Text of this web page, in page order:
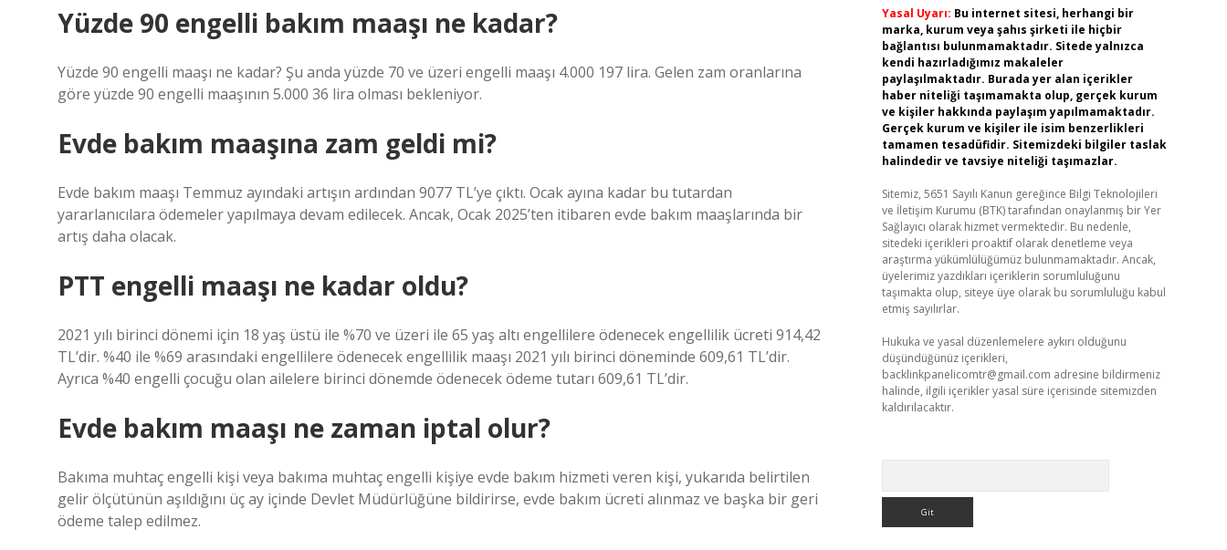
Yüzde 90 engelli bakım maaşı ne kadar?
Yüzde 90 engelli maaşı ne kadar? Şu anda yüzde 70 ve üzeri engelli maaşı 4.000 197 lira. Gelen zam oranlarına
göre yüzde 90 engelli maaşının 5.000 36 lira olması bekleniyor.
Evde bakım maaşına zam geldi mi?
Evde bakım maaşı Temmuz ayındaki artışın ardından 9077 TL’ye çıktı. Ocak ayına kadar bu tutardan
yararlanıcılara ödemeler yapılmaya devam edilecek. Ancak, Ocak 2025’ten itibaren evde bakım maaşlarında bir
artış daha olacak.
PTT engelli maaşı ne kadar oldu?
2021 yılı birinci dönemi için 18 yaş üstü ile %70 ve üzeri ile 65 yaş altı engellilere ödenecek engellilik ücreti 914,42
TL’dir. %40 ile %69 arasındaki engellilere ödenecek engellilik maaşı 2021 yılı birinci döneminde 609,61 TL’dir.
Ayrıca %40 engelli çocuğu olan ailelere birinci dönemde ödenecek ödeme tutarı 609,61 TL’dir.
Evde bakım maaşı ne zaman iptal olur?
Bakıma muhtaç engelli kişi veya bakıma muhtaç engelli kişiye evde bakım hizmeti veren kişi, yukarıda belirtilen
gelir ölçütünün aşıldığını üç ay içinde Devlet Müdürlüğüne bildirirse, evde bakım ücreti alınmaz ve başka bir geri
ödeme talep edilmez.
Yasal Uyarı: Bu internet sitesi, herhangi bir
marka, kurum veya şahıs şirketi ile hiçbir
bağlantısı bulunmamaktadır. Sitede yalnızca
kendi hazırladığımız makaleler
paylaşılmaktadır. Burada yer alan içerikler
haber niteliği taşımamakta olup, gerçek kurum
ve kişiler hakkında paylaşım yapılmamaktadır.
Gerçek kurum ve kişiler ile isim benzerlikleri
tamamen tesadüfidir. Sitemizdeki bilgiler taslak
halindedir ve tavsiye niteliği taşımazlar.
Sitemiz, 5651 Sayılı Kanun gereğince Bilgi Teknolojileri
ve İletişim Kurumu (BTK) tarafından onaylanmış bir Yer
Sağlayıcı olarak hizmet vermektedir. Bu nedenle,
sitedeki içerikleri proaktif olarak denetleme veya
araştırma yükümlülüğümüz bulunmamaktadır. Ancak,
üyelerimiz yazdıkları içeriklerin sorumluluğunu
taşımakta olup, siteye üye olarak bu sorumluluğu kabul
etmiş sayılırlar.
Hukuka ve yasal düzenlemelere aykırı olduğunu
düşündüğünüz içerikleri,
backlinkpanelicomtr@gmail.com adresine bildirmeniz
halinde, ilgili içerikler yasal süre içerisinde sitemizden
kaldırılacaktır.